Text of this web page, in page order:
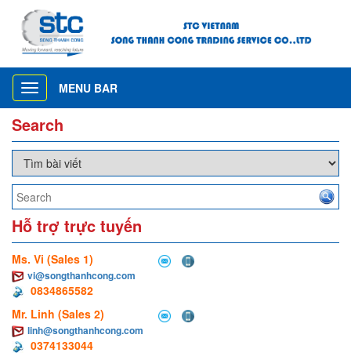
Toggle
navigation
MENU BAR
Search
Hỗ trợ trực tuyến
Ms. Vi (Sales 1)
vi@songthanhcong.com
0834865582
Mr. Linh (Sales 2)
linh@songthanhcong.com
0374133044